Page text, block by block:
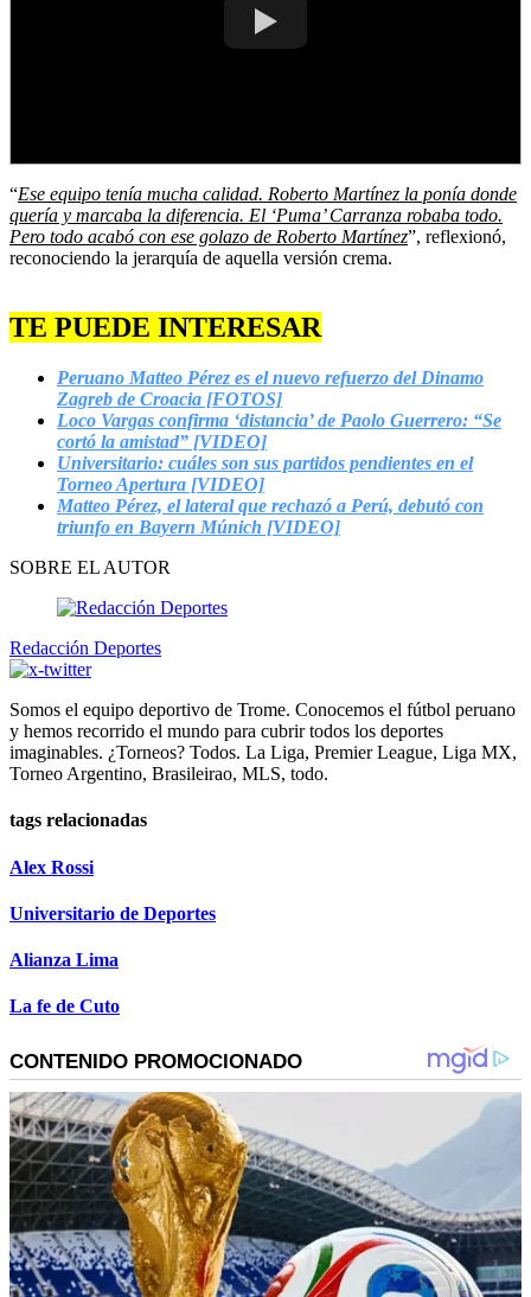
“Ese equipo tenía mucha calidad. Roberto Martínez la ponía donde
quería y marcaba la diferencia. El ‘Puma’ Carranza robaba todo.
Pero todo acabó con ese golazo de Roberto Martínez”, reflexionó,
reconociendo la jerarquía de aquella versión crema.
TE PUEDE INTERESAR
Peruano Matteo Pérez es el nuevo refuerzo del Dinamo
Zagreb de Croacia [FOTOS]
Loco Vargas confirma ‘distancia’ de Paolo Guerrero: “Se
cortó la amistad” [VIDEO]
Universitario: cuáles son sus partidos pendientes en el
Torneo Apertura [VIDEO]
Matteo Pérez, el lateral que rechazó a Perú, debutó con
triunfo en Bayern Múnich [VIDEO]
SOBRE EL AUTOR
Redacción Deportes
Somos el equipo deportivo de Trome. Conocemos el fútbol peruano
y hemos recorrido el mundo para cubrir todos los deportes
imaginables. ¿Torneos? Todos. La Liga, Premier League, Liga MX,
Torneo Argentino, Brasileirao, MLS, todo.
tags relacionadas
Alex Rossi
Universitario de Deportes
Alianza Lima
La fe de Cuto